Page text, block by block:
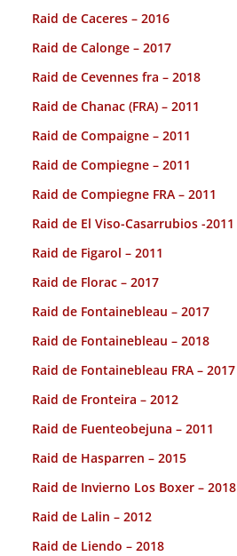
Raid de Caceres – 2016
Raid de Calonge – 2017
Raid de Cevennes fra – 2018
Raid de Chanac (FRA) – 2011
Raid de Compaigne – 2011
Raid de Compiegne – 2011
Raid de Compiegne FRA – 2011
Raid de El Viso-Casarrubios -2011
Raid de Figarol – 2011
Raid de Florac – 2017
Raid de Fontainebleau – 2017
Raid de Fontainebleau – 2018
Raid de Fontainebleau FRA – 2017
Raid de Fronteira – 2012
Raid de Fuenteobejuna – 2011
Raid de Hasparren – 2015
Raid de Invierno Los Boxer – 2018
Raid de Lalin – 2012
Raid de Liendo – 2018